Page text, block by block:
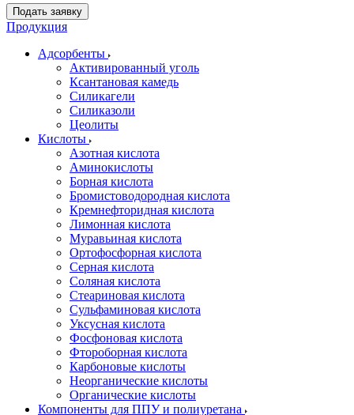
Подать заявку
Продукция
Адсорбенты
Активированный уголь
Ксантановая камедь
Силикагели
Силиказоли
Цеолиты
Кислоты
Азотная кислота
Аминокислоты
Борная кислота
Бромистоводородная кислота
Кремнефторидная кислота
Лимонная кислота
Муравьиная кислота
Ортофосфорная кислота
Серная кислота
Соляная кислота
Стеариновая кислота
Сульфаминовая кислота
Уксусная кислота
Фосфоновая кислота
Фтороборная кислота
Карбоновые кислоты
Неорганические кислоты
Органические кислоты
Компоненты для ППУ и полиуретана